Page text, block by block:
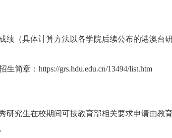
绩（具体计算方法以各学院后续公布的港澳台
生简章： https://grs.hdu.edu.cn/13494/list.htm
研究生在校期间可按教育部相关要求申请由教